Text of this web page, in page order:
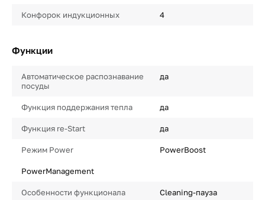
Конфорок индукционных 4
Функции
Автоматическое распознавание
посуды
да
Функция поддержания тепла да
Функция re-Start да
Режим Power PowerBoost
PowerManagement
Особенности функционала Cleaning-пауза